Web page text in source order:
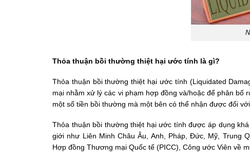
Thỏa thuận bồi thường thiệt hại ước tính là gì?
Thỏa thuận bồi thường thiệt hại ước tính (Liquidated
mại nhằm xử lý các vi phạm hợp đồng và/hoặc để phân
một số tiền bồi thường mà một bên có thể nhận được đối
Thỏa thuận bồi thường thiệt hại ước tính được áp dụng
giới như Liên Minh Châu Âu, Anh, Pháp, Đức, Mỹ, Trung
Hợp đồng Thương mại Quốc tế (PICC), Công ước Viên về